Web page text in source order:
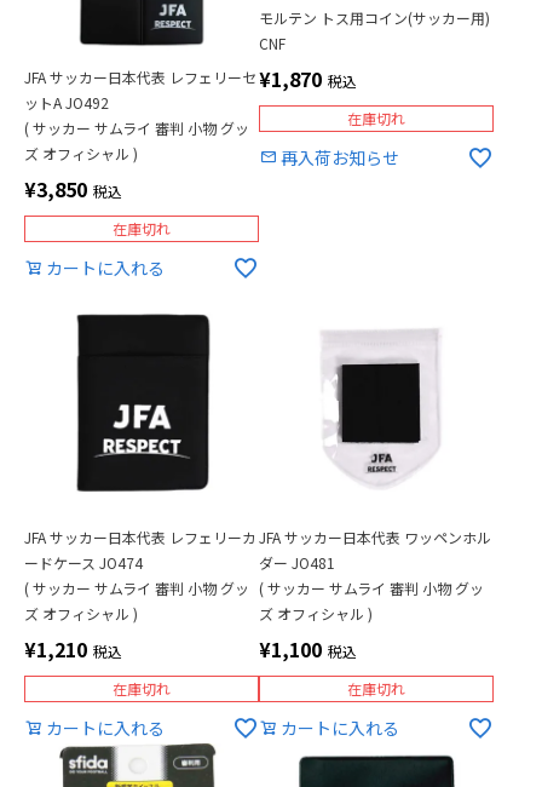
JFA サッカー日本代表 レフェリーセ
ットA JO492
( サッカー サムライ 審判 小物 グッ
ズ オフィシャル )
¥3,850 税込
在庫切れ
カートに入れる
モルテン トス用コイン(サッカー用)
CNF
¥1,870 税込
在庫切れ
再入荷お知らせ
JFA サッカー日本代表 レフェリーカ
ードケース JO474
( サッカー サムライ 審判 小物 グッ
ズ オフィシャル )
¥1,210 税込
在庫切れ
カートに入れる
JFA サッカー日本代表 ワッペンホル
ダー JO481
( サッカー サムライ 審判 小物 グッ
ズ オフィシャル )
¥1,100 税込
在庫切れ
カートに入れる